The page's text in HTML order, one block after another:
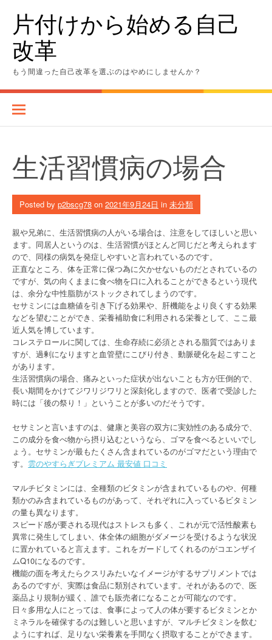
content片付けから始める自己
改革
もう間違った自己改革を選ぶのはやめにしませんか？
生活習慣病の場合
Posted by p2bscg78 on 2021年9月24日 in 未分類
親や兄弟に、生活習慣病の人がいる場合は、注意をしてほしいと思い
ます。同居人というのは、生活習慣がほとんど同じだと考えられます
ので、同様の病気を発症しやすいと言われているのです。
正直なところ、体を正常に保つ為に欠かせないものだとされているの
ですが、気の向くままに食べ物を口に入れることができるという現代
は、余分な中性脂肪がストックされてしまうのです。
セサミンには血糖値を引き下げる効果や、肝機能をより良くする効果
などを望むことができ、栄養補助食に利用される栄養として、ここ最
近人気を博しています。
コレステロールに関しては、生命存続に必須とされる脂質ではありま
すが、過剰になりますと血管壁にこびり付き、動脈硬化を起こすこと
があります。
生活習慣病の場合、痛みといった症状が出ないことも方が圧倒的で、
長い期間をかけてジワリジワリと深刻化しますので、医者で受診した
時には「後の祭り！」ということが多いのだそうです。
セサミンと言いますのは、健康と美容の双方に実効性のある成分で、
この成分を食べ物から摂り込むというなら、ゴマを食べるといいでし
ょう。セサミンが最もたくさん含まれているのがゴマだという理由で
す。 雲のやすらぎプレミアム 最安値 口コミ
マルチビタミンには、全種類のビタミンが含まれているものや、何種
類かのみ含まれているものがあって、それぞれに入っているビタミン
の量も異なります。
スピード感が要される現代はストレスも多く、これが元で活性酸素も
異常に発生してしまい、体全体の細胞がダメージを受けるような状況
に置かれていると言えます。これをガードしてくれるのがコエンザイ
ムQ10になるのです。
機能の面を考えたらクスリみたいなイメージがするサプリメントでは
あるのですが、実際は食品に類別されています。それがあるので、医
薬品より規制が緩く、誰でも販売者になることが可能なのです。
日々多用な人にとっては、食事によって人の体が要するビタミンとか
ミネラルを確保するのは難しいと思いますが、マルチビタミンを飲む
ようにすれば、足りない栄養素を手間なく摂取することができます。